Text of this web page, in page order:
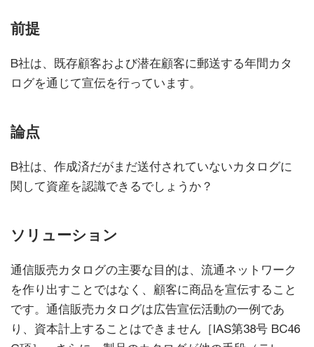
前提
B社は、既存顧客および潜在顧客に郵送する年間カタ
ログを通じて宣伝を行っています。
論点
B社は、作成済だがまだ送付されていないカタログに
関して資産を認識できるでしょうか？
ソリューション
通信販売カタログの主要な目的は、流通ネットワーク
を作り出すことではなく、顧客に商品を宣伝すること
です。通信販売カタログは広告宣伝活動の一例であ
り、資本計上することはできません［IAS第38号 BC46